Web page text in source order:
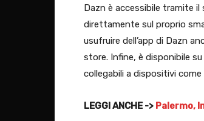
Dazn è accessibile tramite il
direttamente sul proprio
usufruire dell’app di Dazn
store. Infine, è disponibile
collegabili a dispositivi come
LEGGI ANCHE -> Palermo,